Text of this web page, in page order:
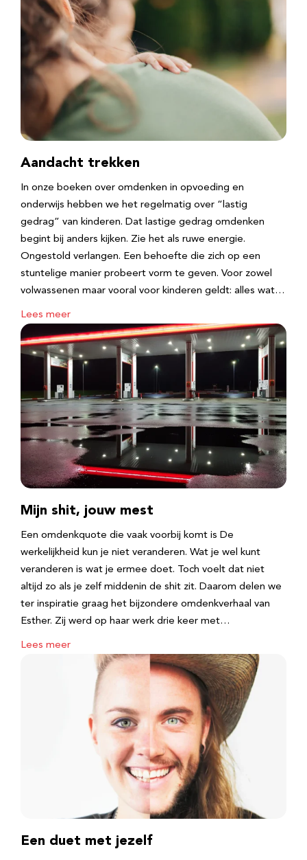
Aandacht trekken
In onze boeken over omdenken in opvoeding en
onderwijs hebben we het regelmatig over “lastig
gedrag” van kinderen. Dat lastige gedrag omdenken
begint bij anders kijken. Zie het als ruwe energie.
Ongestold verlangen. Een behoefte die zich op een
stuntelige manier probeert vorm te geven. Voor zowel
volwassenen maar vooral voor kinderen geldt: alles wat…
Lees meer
Mijn shit, jouw mest
Een omdenkquote die vaak voorbij komt is De
werkelijkheid kun je niet veranderen. Wat je wel kunt
veranderen is wat je ermee doet. Toch voelt dat niet
altijd zo als je zelf middenin de shit zit. Daarom delen we
ter inspiratie graag het bijzondere omdenkverhaal van
Esther. Zij werd op haar werk drie keer met…
Lees meer
Een duet met jezelf